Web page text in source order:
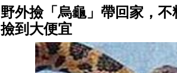
野外撿「烏龜」帶回家，
撿到大便宜